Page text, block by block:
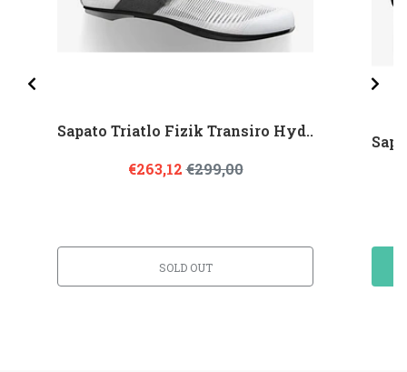
Sapato Triatlo Fizik Transiro Hyd..
€263,12 €299,00
SOLD OUT